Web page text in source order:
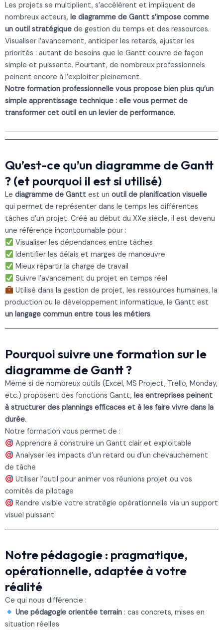
Les projets se multiplient, s’accélèrent et impliquent de
nombreux acteurs, le diagramme de Gantt s’impose comme
un outil stratégique de gestion du temps et des ressources.
Visualiser l’avancement, anticiper les retards, ajuster les
priorités : autant de besoins que le Gantt couvre de façon
simple et puissante. Pourtant, de nombreux professionnels
peinent encore à l’exploiter pleinement.
Notre formation professionnelle vous propose bien plus qu’un
simple apprentissage technique : elle vous permet de
transformer cet outil en un levier de performance.
Qu’est-ce qu’un diagramme de Gantt
? (et pourquoi il est si utilisé)
Le diagramme de Gantt est un outil de planification visuelle
qui permet de représenter dans le temps les différentes
tâches d’un projet. Créé au début du XXe siècle, il est devenu
une référence incontournable pour :
Visualiser les dépendances entre tâches
Identifier les délais et marges de manœuvre
Mieux répartir la charge de travail
Suivre l’avancement du projet en temps réel
Utilisé dans la gestion de projet, les ressources humaines, la
production ou le développement informatique, le Gantt est
un langage commun entre tous les métiers.
Pourquoi suivre une formation sur le
diagramme de Gantt ?
Même si de nombreux outils (Excel, MS Project, Trello, Monday,
etc.) proposent des fonctions Gantt, les entreprises peinent
à structurer des plannings efficaces et à les faire vivre dans la
durée.
Notre formation vous permet de :
Apprendre à construire un Gantt clair et exploitable
Analyser les impacts d’un retard ou d’un chevauchement
de tâche
Utiliser l’outil pour animer vos réunions projet ou vos
comités de pilotage
Rendre visible votre stratégie opérationnelle via un support
visuel puissant
Notre pédagogie : pragmatique,
opérationnelle, adaptée à votre
réalité
Ce qui nous différencie :
Une pédagogie orientée terrain: cas concrets, mises en
situation réelles